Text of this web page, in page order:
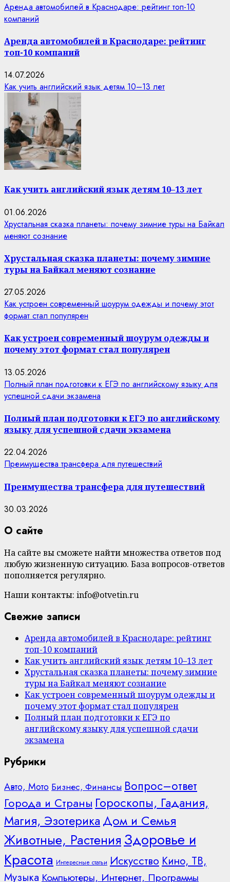
Аренда автомобилей в Краснодаре: рейтинг топ-10
компаний
Аренда автомобилей в Краснодаре: рейтинг
топ-10 компаний
14.07.2026
Как учить английский язык детям 10–13 лет
Как учить английский язык детям 10–13 лет
01.06.2026
Хрустальная сказка планеты: почему зимние туры на Байкал
меняют сознание
Хрустальная сказка планеты: почему зимние
туры на Байкал меняют сознание
27.05.2026
Как устроен современный шоурум одежды и почему этот
формат стал популярен
Как устроен современный шоурум одежды и
почему этот формат стал популярен
13.05.2026
Полный план подготовки к ЕГЭ по английскому языку для
успешной сдачи экзамена
Полный план подготовки к ЕГЭ по английскому
языку для успешной сдачи экзамена
22.04.2026
Преимущества трансфера для путешествий
Преимущества трансфера для путешествий
30.03.2026
О сайте
На сайте вы сможете найти множества ответов под
любую жизненную ситуацию. База вопросов-ответов
пополняется регулярно.
Наши контакты: info@otvetin.ru
Свежие записи
Аренда автомобилей в Краснодаре: рейтинг
топ-10 компаний
Как учить английский язык детям 10–13 лет
Хрустальная сказка планеты: почему зимние
туры на Байкал меняют сознание
Как устроен современный шоурум одежды и
почему этот формат стал популярен
Полный план подготовки к ЕГЭ по
английскому языку для успешной сдачи
экзамена
Рубрики
Авто, МотоБизнес, Финансы Вопрос–ответ
Города и Страны Гороскопы, Гадания,
Магия, Эзотерика Дом и Семья
Животные, Растения Здоровье и
Красота Интересные статьи Искусство Кино, ТВ,
Музыка Компьютеры, Интернет, Программы